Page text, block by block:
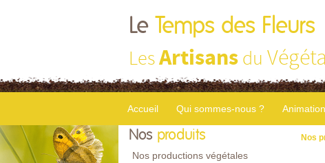
Le Temps des Fleurs
LesArtisans du
Accueil Qui sommes-nous ?
Nos produits
Nos productions végétales
Nos